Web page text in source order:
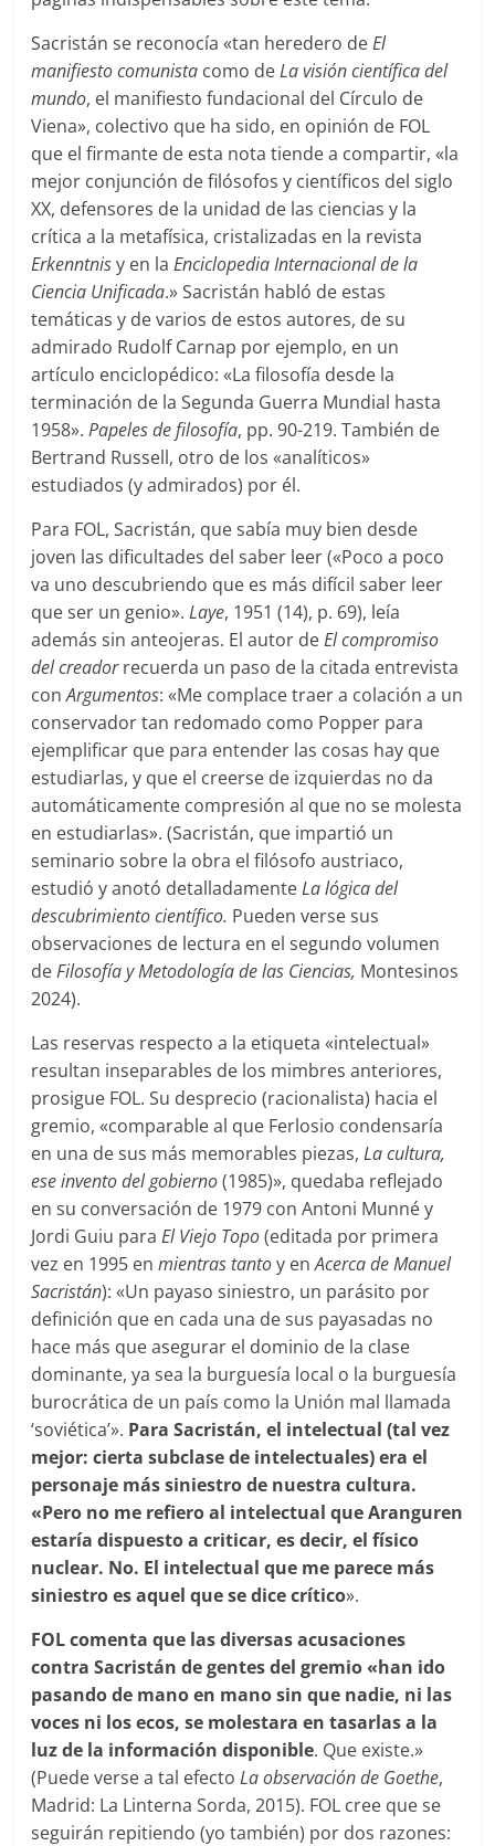
Sacristán se reconocía «tan heredero deEl
manifiesto comunista como deLa visión científica del
mundo, el manifiesto fundacional del Círculo de
Viena», colectivo que ha sido, en opinión de FOL
que el firmante de esta nota tiende a compartir, «la
mejor conjunción de filósofos y científicos del siglo
XX, defensores de la unidad de las ciencias y la
crítica a la metafísica, cristalizadas en la revista
Erkenntnisy en laEnciclopedia Internacional de la
Ciencia Unificada.» Sacristán habló de estas
temáticas y de varios de estos autores, de su
admirado Rudolf Carnap por ejemplo, en un
artículo enciclopédico: «La filosofía desde la
terminación de la Segunda Guerra Mundial hasta
1958».Papeles de filosofía, pp. 90-219. También de
Bertrand Russell, otro de los «analíticos»
estudiados (y admirados) por él.
Para FOL, Sacristán, que sabía muy bien desde
joven las dificultades del saber leer («Poco a poco
va uno descubriendo que es más difícil saber leer
que ser un genio».Laye, 1951 (14), p. 69), leía
además sin anteojeras. El autor deEl compromiso
del creadorrecuerda un paso de la citada entrevista
conArgumentos: «Me complace traer a colación a un
conservador tan redomado como Popper para
ejemplificar que para entender las cosas hay que
estudiarlas, y que el creerse de izquierdas no da
automáticamente compresión al que no se molesta
en estudiarlas». (Sacristán, que impartió un
seminario sobre la obra el filósofo austriaco,
estudió y anotó detalladamenteLa lógica del
descubrimiento científico. Pueden verse sus
observaciones de lectura en el segundo volumen
deFilosofía y Metodología de las Ciencias, Montesinos
2024).
Las reservas respecto a la etiqueta «intelectual»
resultan inseparables de los mimbres anteriores,
prosigue FOL. Su desprecio (racionalista) hacia el
gremio, «comparable al que Ferlosio condensaría
en una de sus más memorables piezas,La cultura,
ese invento del gobierno(1985)», quedaba reflejado
en su conversación de 1979 con Antoni Munné y
Jordi Guiu paraEl Viejo Topo(editada por primera
vez en 1995 enmientras tantoy enAcerca de Manuel
Sacristán): «Un payaso siniestro, un parásito por
definición que en cada una de sus payasadas no
hace más que asegurar el dominio de la clase
dominante, ya sea la burguesía local o la burguesía
burocrática de un país como la Unión mal llamada
‘soviética’». Para Sacristán, el intelectual (tal vez
mejor: cierta subclasede intelectuales) era el
personaje más siniestro de nuestra cultura.
«Pero no me refiero al intelectual que Aranguren
estaría dispuesto a criticar, es decir, el físico
nuclear. No. El intelectual que me parece más
siniestro es aquel que se dice crítico».
FOLcomenta que las diversas acusaciones
contra Sacristán de gentes del gremio «han ido
pasando de mano en mano sin que nadie, ni las
voces ni los ecos, se molestara en tasarlas a la
luz de la información disponible. Que existe.»
(Puede verse a tal efectoLa observación de Goethe,
Madrid: La Linterna Sorda, 2015). FOL cree que se
seguirán repitiendo (yo también) por dos razones: